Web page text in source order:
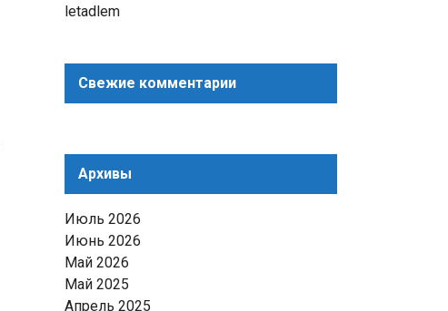
letadlem
Свежие комментарии
Архивы
Июль 2026
Июнь 2026
Май 2026
Май 2025
Апрель 2025